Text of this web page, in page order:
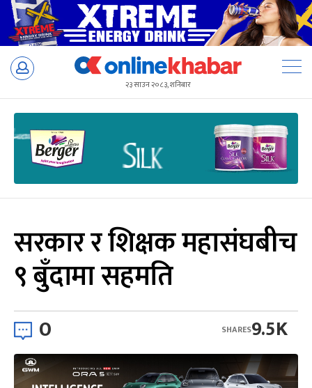
Skip
२३ साउन २०८३, शनिबार
सरकार र शिक्षक महासंघबीच
९ बुँदामा सहमति
0 9.5K
SHARES